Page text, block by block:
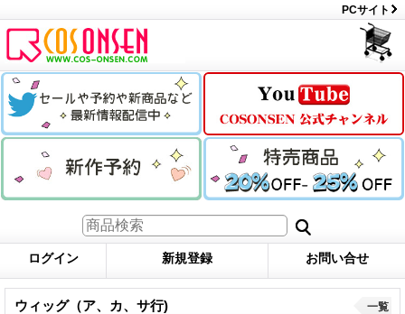
PCサイト
ログイン 新規登録 お問い合せ
ウィッグ（ア、カ、サ行) 一覧